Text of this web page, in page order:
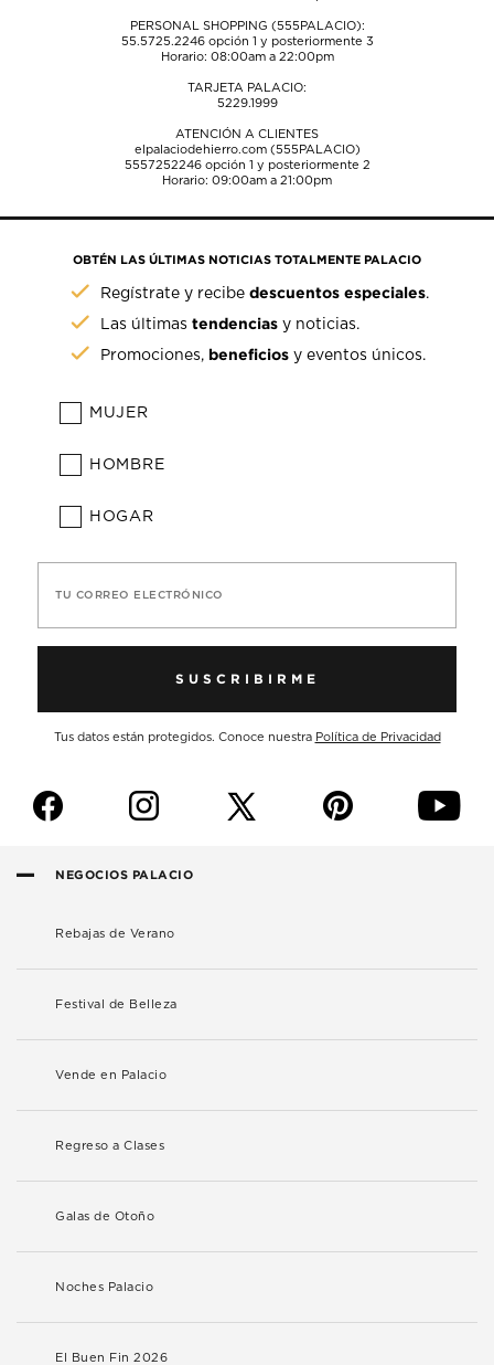
PERSONAL SHOPPING (555PALACIO):
55.5725.2246opción 1 y posteriormente 3
Horario: 08:00am a 22:00pm
TARJETA PALACIO:
5229.1999
ATENCIÓN A CLIENTES
elpalaciodehierro.com (555PALACIO)
5557252246opción 1 y posteriormente 2
Horario: 09:00am a 21:00pm
OBTÉN LAS ÚLTIMAS NOTICIAS TOTALMENTE PALACIO
Regístrate y recibedescuentos especiales.
Las últimastendencias y noticias.
Promociones, beneficios y eventos únicos.
MUJER
HOMBRE
HOGAR
TU CORREO ELECTRÓNICO
SUSCRIBIRME
Tus datos están protegidos. Conoce nuestra Política de Privacidad
f i p y
NEGOCIOS PALACIO
Rebajas de Verano
Festival de Belleza
Vende en Palacio
Regreso a Clases
Galas de Otoño
Noches Palacio
El Buen Fin 2026